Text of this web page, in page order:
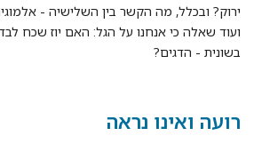
ירוק? ובכלל, מה הקשר בין השלישיה -
ועוד שאלה כי אנחנו על הגל: האם יוז שכח
בשונית - הדגים?
רועה ואינו נראה